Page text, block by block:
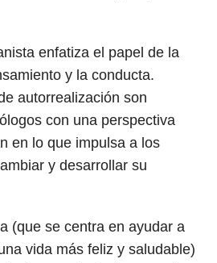
enfatiza el papel de la
y la conducta.
autorrealización son
con una perspectiva
en lo que impulsa a los
y desarrollar su
(que se centra en ayudar a
vida más feliz y saludable)